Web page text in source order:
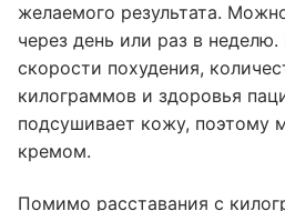
желаемого результата.
через день или раз в неделю.
скорости похудения,
килограммов и здоровья
подсушивает кожу, поэтому
кремом.
Помимо расставания с